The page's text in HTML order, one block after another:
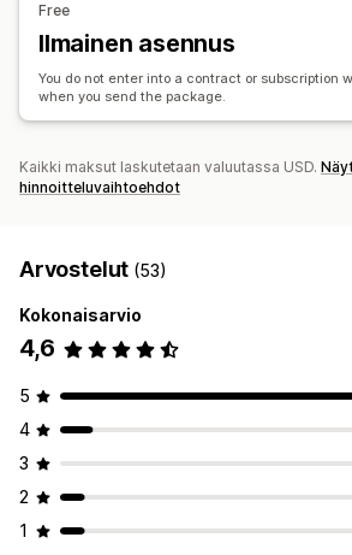
Brändätty seurantasivu
Free
Ilmainen asennus
You do not enter into a contract or subscription
when you send the package.
Kaikki maksut laskutetaan valuutassa USD.
hinnoitteluvaihtoehdot
Arvostelut (53)
Kokonaisarvio
4,6
5
4
3
2
1